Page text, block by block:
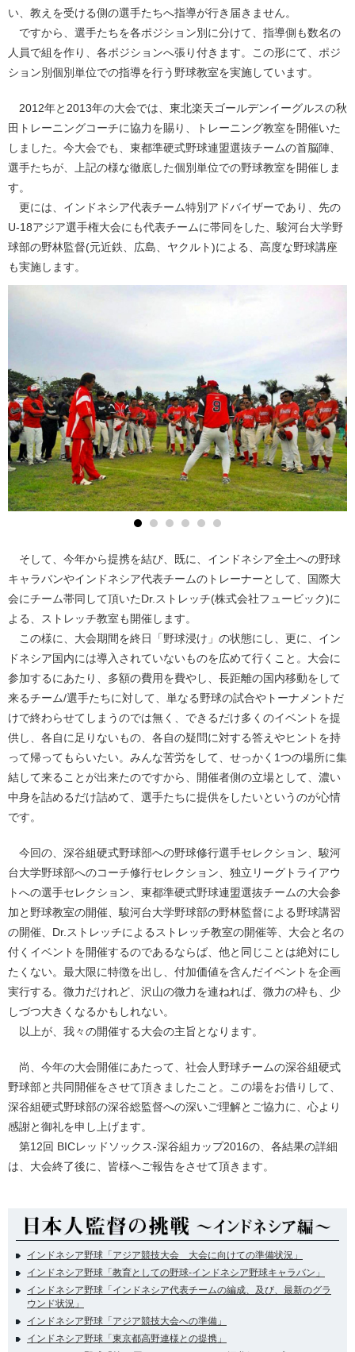
い、教えを受ける側の選手たちへ指導が行き届きません。
ですから、選手たちを各ポジション別に分けて、指導側も数名の
人員で組を作り、各ポジションへ張り付きます。この形にて、ポジ
ション別個別単位での指導を行う野球教室を実施しています。
2012年と2013年の大会では、東北楽天ゴールデンイーグルスの秋
田トレーニングコーチに協力を賜り、トレーニング教室を開催いた
しました。今大会でも、東都準硬式野球連盟選抜チームの首脳陣、
選手たちが、上記の様な徹底した個別単位での野球教室を開催しま
す。
更には、インドネシア代表チーム特別アドバイザーであり、先の
U-18アジア選手権大会にも代表チームに帯同をした、駿河台大学野
球部の野林監督(元近鉄、広島、ヤクルト)による、高度な野球講座
も実施します。
そして、今年から提携を結び、既に、インドネシア全土への野球
キャラバンやインドネシア代表チームのトレーナーとして、国際大
会にチーム帯同して頂いたDr.ストレッチ(株式会社フュービック)に
よる、ストレッチ教室も開催します。
この様に、大会期間を終日「野球浸け」の状態にし、更に、イン
ドネシア国内には導入されていないものを広めて行くこと。大会に
参加するにあたり、多額の費用を費やし、長距離の国内移動をして
来るチーム/選手たちに対して、単なる野球の試合やトーナメントだ
けで終わらせてしまうのでは無く、できるだけ多くのイベントを提
供し、各自に足りないもの、各自の疑問に対する答えやヒントを持
って帰ってもらいたい。みんな苦労をして、せっかく1つの場所に集
結して来ることが出来たのですから、開催者側の立場として、濃い
中身を詰めるだけ詰めて、選手たちに提供をしたいというのが心情
です。
今回の、深谷組硬式野球部への野球修行選手セレクション、駿河
台大学野球部へのコーチ修行セレクション、独立リーグトライアウ
トへの選手セレクション、東都準硬式野球連盟選抜チームの大会参
加と野球教室の開催、駿河台大学野球部の野林監督による野球講習
の開催、Dr.ストレッチによるストレッチ教室の開催等、大会と名の
付くイベントを開催するのであるならば、他と同じことは絶対にし
たくない。最大限に特徴を出し、付加価値を含んだイベントを企画
実行する。微力だけれど、沢山の微力を連ねれば、微力の枠も、少
しづつ大きくなるかもしれない。
以上が、我々の開催する大会の主旨となります。
尚、今年の大会開催にあたって、社会人野球チームの深谷組硬式
野球部と共同開催をさせて頂きましたこと。この場をお借りして、
深谷組硬式野球部の深谷総監督への深いご理解とご協力に、心より
感謝と御礼を申し上げます。
第12回 BICレッドソックス-深谷組カップ2016の、各結果の詳細
は、大会終了後に、皆様へご報告をさせて頂きます。
インドネシア野球「アジア競技大会 大会に向けての準備状況」
インドネシア野球「教育としての野球-インドネシア野球キャラバン」
インドネシア野球「インドネシア代表チームの編成、及び、最新のグラ
ウンド状況」
インドネシア野球「アジア競技大会への準備」
インドネシア野球「東京都高野連様との提携」